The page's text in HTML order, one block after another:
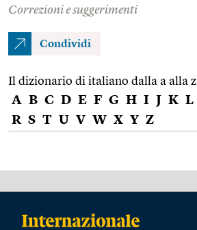
Correzioni e suggerimenti
Condividi
Il dizionario di italiano dalla a alla z
A B C D E F G H I J K L
R S T U V W X Y Z